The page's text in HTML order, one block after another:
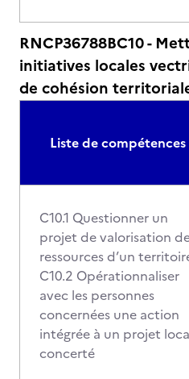
RNCP36788BC10 -
initiatives locales
de cohésion
Liste de compétences
C10.1 Questionner un
projet de valorisation
ressources d’un
C10.2 Opérationnaliser
avec les personnes
concernées une action
intégrée à un projet
concerté